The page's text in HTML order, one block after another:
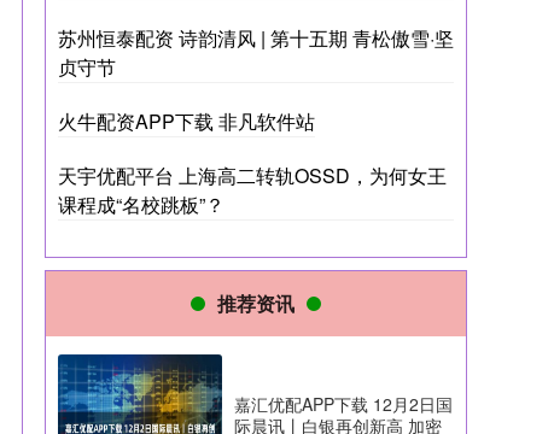
苏州恒泰配资 诗韵清风 | 第十五期 青松傲雪·坚
贞守节
火牛配资APP下载 非凡软件站
天宇优配平台 上海高二转轨OSSD，为何女王
课程成“名校跳板”？
推荐资讯
嘉汇优配APP下载 12月2日国
际晨讯丨白银再创新高 加密